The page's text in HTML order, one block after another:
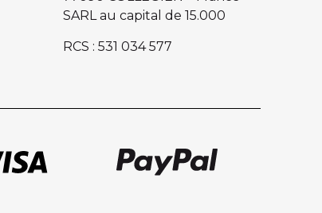
SARL au capital de 15.000
RCS : 531 034 577